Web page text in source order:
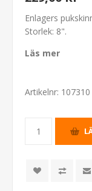
Enlagers
Storlek: 8".
Läs mer
Artikelnr: 107310